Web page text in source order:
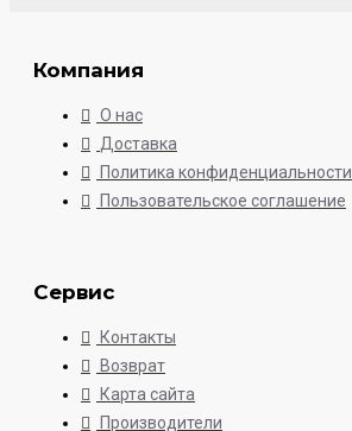
Компания
О нас
Доставка
Политика конфиденциальности
Пользовательское соглашение
Сервис
Контакты
Возврат
Карта сайта
Производители